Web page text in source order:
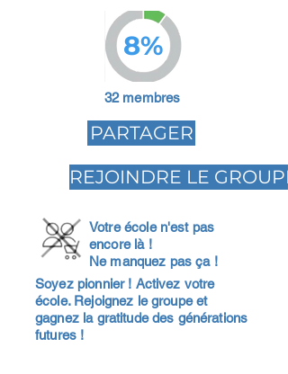
8%
32 membres
PARTAGER
REJOINDRE LE GROUPE
Votre école n'est pas
encore là !
Ne manquez pas ça !
Soyez pionnier ! Activez votre
école. Rejoignez le groupe et
gagnez la gratitude des générations
futures !